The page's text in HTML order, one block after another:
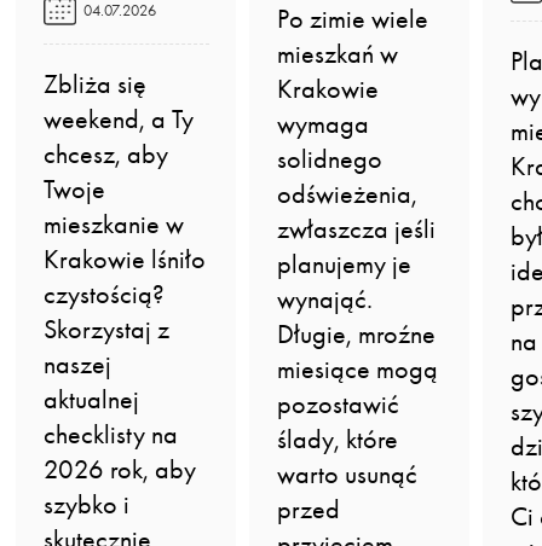
04.07.2026
Zbliża się
weekend, a Ty
chcesz, aby
Twoje
mieszkanie w
Krakowie lśniło
czystością?
Skorzystaj z
naszej
aktualnej
checklisty na
2026 rok, aby
szybko i
skutecznie
Po zimie wiele
mieszkań w
Krakowie
wymaga
solidnego
odświeżenia,
zwłaszcza jeśli
planujemy je
wynająć.
Długie, mroźne
miesiące mogą
pozostawić
ślady, które
warto usunąć
przed
Ci